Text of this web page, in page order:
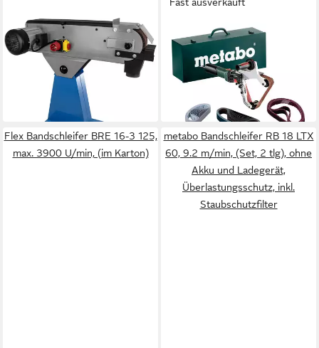
GÜDE
Bandschleifer GBSM 150
999,99 € UVP1.098,00 €
in 9-11 Werktagen bei dir
Bandschleifer RBE 15-180
Set
1.520,98 € UVP1.685,04 €
in 3-4 Werktagen bei dir
Flex Bandschleifer BRE 16-3 125,
max. 3900 U/min, (im Karton)
metabo Bandschleifer RB 18 LTX
60, 9.2 m/min, (Set, 2 tlg), ohne
Akku und Ladegerät,
Überlastungsschutz, inkl.
Staubschutzfilter